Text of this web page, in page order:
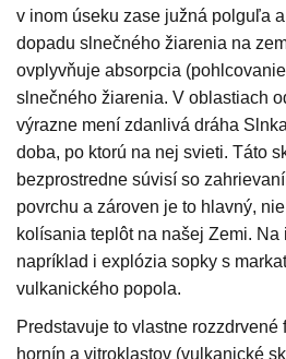
v inom úseku zase južná polgu ľa
dopadu slnečného žiarenia na
ovplyvňuje absorpcia (pohlcovanie
slnečného žiarenia. V oblastiach
výrazne mení zdanlivá dráha
doba, po ktorú na nej svieti. Táto
bezprostredne súvisí so
povrchu a zároven je to hlavný,
kolísania teplôt na našej Zemi. Na
napríklad i explózia sopky s
vulkanického popola.
Predstavuje to vlastne rozzdrvené
hornín a vitroklastov (vulkanické